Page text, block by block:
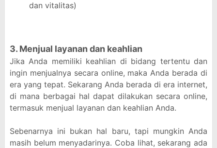
dan vitalitas)
3. Menjual layanan dan keahlian
Jika Anda memiliki keahlian di bidang tertentu dan
ingin menjualnya secara online, maka Anda berada di
era yang tepat. Sekarang Anda berada di era internet,
di mana berbagai hal dapat dilakukan secara online,
termasuk menjual layanan dan keahlian Anda.
Sebenarnya ini bukan hal baru, tapi mungkin Anda
masih belum menyadarinya. Coba lihat, sekarang ada